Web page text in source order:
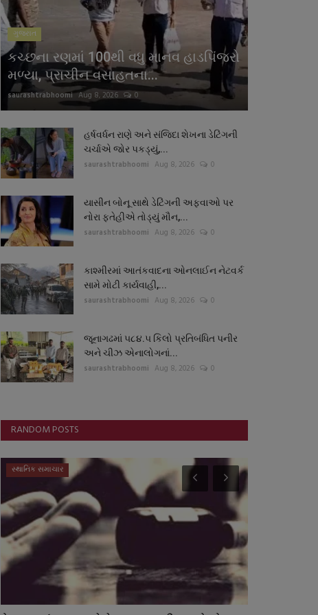
ગુજરાત
કચ્છના રણમાં 100થી વધુ માનવ હાડપિંજરો
મળ્યા, પ્રાચીન વસાહતના...
saurashtrabhoomi Aug 8, 2026 0
હર્ષવર્ધન રાણે અને સંજિદા શેખના ડેટિંગની
ચર્ચાએ જોર પકડ્યું,...
saurashtrabhoomi Aug 8, 2026 0
યાસીન બોનૂ સાથે ડેટિંગની અફવાઓ પર
નોરા ફતેહીએ તોડ્યું મૌન,...
saurashtrabhoomi Aug 8, 2026 0
કાશ્મીરમાં આતંકવાદના ઓનલાઈન નેટવર્ક
સામે મોટી કાર્યવાહી,...
saurashtrabhoomi Aug 8, 2026 0
જૂનાગઢમાં ૫૮૪.૫ કિલો પ્રતિબંધિત પનીર
અને ચીઝ એનાલોગનાં...
saurashtrabhoomi Aug 8, 2026 0
RANDOM POSTS
સ્થાનિક સમાચાર